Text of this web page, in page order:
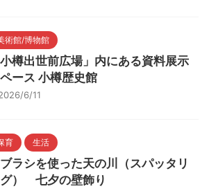
術館/博物館
小樽出世前広場」内にある資料展示
ース 小樽歴史館
6/11
育 生活
ラシを使った天の川（スパッタリ
） 七夕の壁飾り